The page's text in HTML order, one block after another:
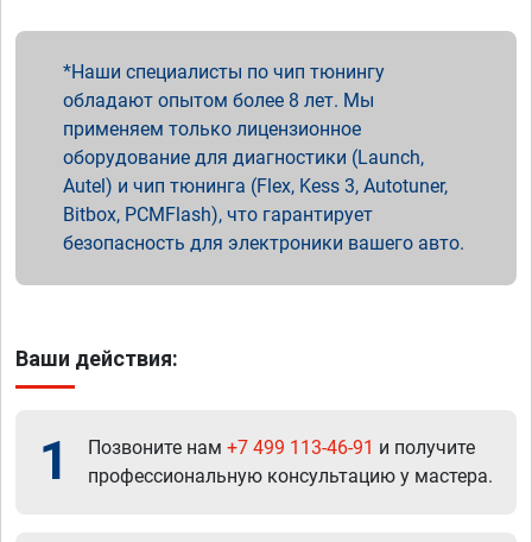
Наши специалисты по чип тюнингу
обладают опытом более 8 лет. Мы
применяем только лицензионное
оборудование для диагностики (Launch,
Autel) и чип тюнинга (Flex, Kess 3, Autotuner,
Bitbox, PCMFlash), что гарантирует
безопасность для электроники вашего авто.
Ваши действия:
1 Позвоните нам +7 499 113-46-91 и получите
профессиональную консультацию у мастера.